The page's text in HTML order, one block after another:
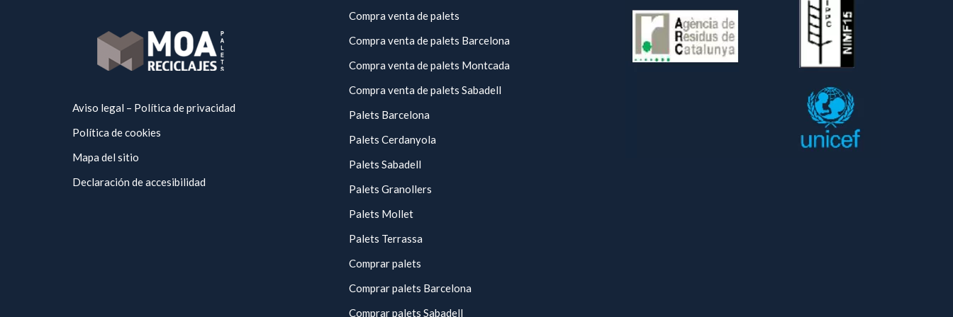
Aviso legal – Política de privacidad
Política de cookies
Mapa del sitio
Declaración de accesibilidad
Compra venta de palets
Compra venta de palets Barcelona
Compra venta de palets Montcada
Compra venta de palets Sabadell
Palets Barcelona
Palets Cerdanyola
Palets Sabadell
Palets Granollers
Palets Mollet
Palets Terrassa
Comprar palets
Comprar palets Barcelona
Comprar palets Sabadell